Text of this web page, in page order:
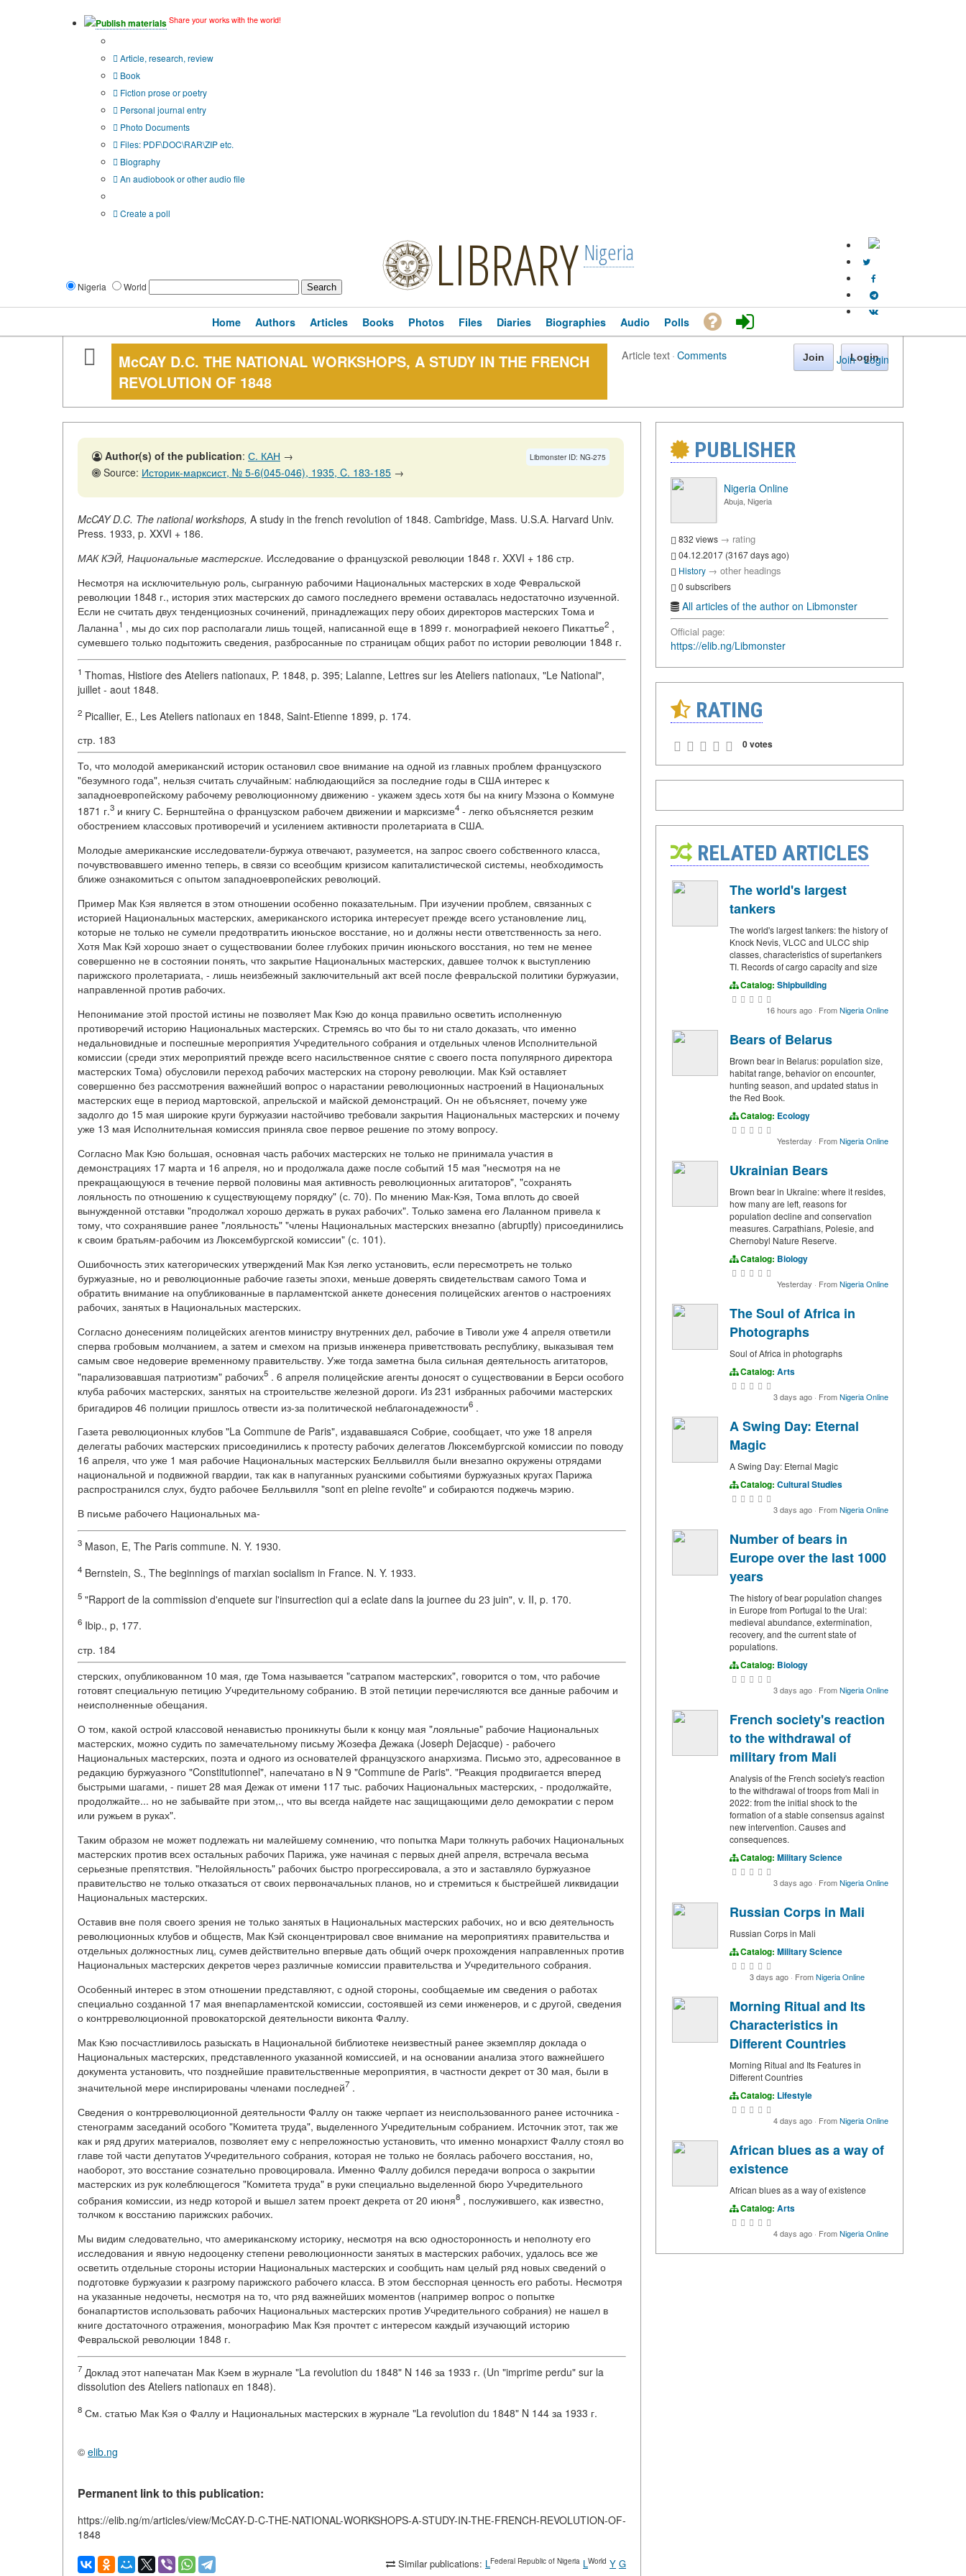
Publish materials Share your works with the world!
Article, research, review
Book
Fiction prose or poetry
Personal journal entry
Photo Documents
Files: PDF\DOC\RAR\ZIP etc.
Biography
An audiobook or other audio file
Create a poll
Nigeria World LIBRARY Nigeria
Join · Login
Home Authors Articles Books Photos Files Diaries Biographies Audio Polls
McCAY D.C. THE NATIONAL WORKSHOPS, A STUDY IN THE FRENCH
REVOLUTION OF 1848
Article text·Comments Join Login
Libmonster ID: NG-275
Author(s) of the publication: С. КАН →
Source: Историк-марксист, № 5-6(045-046), 1935, C. 183-185 →
McCAY D.C. The national workshops, A study in the french revolution of 1848. Cambridge, Mass. U.S.A. Harvard Univ.
Press. 1933, p. XXVI + 186.
МАК КЭЙ, Национальные мастерские. Исследование о французской революции 1848 г. XXVI + 186 стр.
Несмотря на исключительную роль, сыгранную рабочими Национальных мастерских в ходе Февральской
революции 1848 г., история этих мастерских до самого последнего времени оставалась недостаточно изученной.
Если не считать двух тенденциозных сочинений, принадлежащих перу обоих директоров мастерских Тома и
Лаланна1 , мы до сих пор располагали лишь тощей, написанной еще в 1899 г. монографией некоего Пикаттье2 ,
сумевшего только подытожить сведения, разбросанные по страницам общих работ по истории революции 1848 г.
1 Thomas, Histiore des Ateliers nationaux, P. 1848, p. 395; Lalanne, Lettres sur les Ateliers nationaux, "Le National",
juillet - aout 1848.
2 Picallier, E., Les Ateliers nationaux en 1848, Saint-Etienne 1899, p. 174.
стр. 183
То, что молодой американский историк остановил свое внимание на одной из главных проблем французского
"безумного года", нельзя считать случайным: наблюдающийся за последние годы в США интерес к
западноевропейскому рабочему революционному движению - укажем здесь хотя бы на книгу Мэзона о Коммуне
1871 г.3 и книгу С. Бернштейна о французском рабочем движении и марксизме4 - легко объясняется резким
обострением классовых противоречий и усилением активности пролетариата в США.
Молодые американские исследователи-буржуа отвечают, разумеется, на запрос своего собственного класса,
почувствовавшего именно теперь, в связи со всеобщим кризисом капиталистической системы, необходимость
ближе ознакомиться с опытом западноевропейских революций.
Пример Мак Кэя является в этом отношении особенно показательным. При изучении проблем, связанных с
историей Национальных мастерских, американского историка интересует прежде всего установление лиц,
которые не только не сумели предотвратить июньское восстание, но и должны нести ответственность за него.
Хотя Мак Кэй хорошо знает о существовании более глубоких причин июньского восстания, но тем не менее
совершенно не в состоянии понять, что закрытие Национальных мастерских, давшее толчок к выступлению
парижского пролетариата, - лишь неизбежный заключительный акт всей после февральской политики буржуазии,
направленной против рабочих.
Непонимание этой простой истины не позволяет Мак Кэю до конца правильно осветить исполненную
противоречий историю Национальных мастерских. Стремясь во что бы то ни стало доказать, что именно
недальновидные и поспешные мероприятия Учредительного собрания и отдельных членов Исполнительной
комиссии (среди этих мероприятий прежде всего насильственное снятие с своего поста популярного директора
мастерских Тома) обусловили переход рабочих мастерских на сторону революции. Мак Кэй оставляет
совершенно без рассмотрения важнейший вопрос о нарастании революционных настроений в Национальных
мастерских еще в период мартовской, апрельской и майской демонстраций. Он не объясняет, почему уже
задолго до 15 мая широкие круги буржуазии настойчиво требовали закрытия Национальных мастерских и почему
уже 13 мая Исполнительная комиссия приняла свое первое решение по этому вопросу.
Согласно Мак Кэю большая, основная часть рабочих мастерских не только не принимала участия в
демонстрациях 17 марта и 16 апреля, но и продолжала даже после событий 15 мая "несмотря на не
прекращающуюся в течение первой половины мая активность революционных агитаторов", "сохранять
лояльность по отношению к существующему порядку" (с. 70). По мнению Мак-Кэя, Тома вплоть до своей
вынужденной отставки "продолжал хорошо держать в руках рабочих". Только замена его Лаланном привела к
тому, что сохранявшие ранее "лояльность" "члены Национальных мастерских внезапно (abruptly) присоединились
к своим братьям-рабочим из Люксембургской комиссии" (с. 101).
Ошибочность этих категорических утверждений Мак Кэя легко установить, если пересмотреть не только
буржуазные, но и революционные рабочие газеты эпохи, меньше доверять свидетельствам самого Тома и
обратить внимание на опубликованные в парламентской анкете донесения полицейских агентов о настроениях
рабочих, занятых в Национальных мастерских.
Согласно донесениям полицейских агентов министру внутренних дел, рабочие в Тиволи уже 4 апреля ответили
сперва гробовым молчанием, а затем и смехом на призыв инженера приветствовать республику, выказывая тем
самым свое недоверие временному правительству. Уже тогда заметна была сильная деятельность агитаторов,
"парализовавшая патриотизм" рабочих5 . 6 апреля полицейские агенты доносят о существовании в Берси особого
клуба рабочих мастерских, занятых на строительстве железной дороги. Из 231 избранных рабочими мастерских
бригадиров 46 полиции пришлось отвести из-за политической неблагонадежности6 .
Газета революционных клубов "La Commune de Paris", издававшаяся Собрие, сообщает, что уже 18 апреля
делегаты рабочих мастерских присоединились к протесту рабочих делегатов Люксембургской комиссии по поводу
16 апреля, что уже 1 мая рабочие Национальных мастерских Белльвилля были внезапно окружены отрядами
национальной и подвижной гвардии, так как в напуганных руанскими событиями буржуазных кругах Парижа
распространился слух, будто рабочее Белльвилля "sont en pleine revolte" и собираются поджечь мэрию.
В письме рабочего Национальных ма-
3 Mason, E, The Paris commune. N. Y. 1930.
4 Bernstein, S., The beginnings of marxian socialism in France. N. Y. 1933.
5 "Rapport de la commission d'enquete sur l'insurrection qui a eclate dans la journee du 23 juin", v. II, p. 170.
6 Ibip., p, 177.
стр. 184
стерских, опубликованном 10 мая, где Тома называется "сатрапом мастерских", говорится о том, что рабочие
готовят специальную петицию Учредительному собранию. В этой петиции перечисляются все данные рабочим и
неисполненные обещания.
О том, какой острой классовой ненавистью проникнуты были к концу мая "лояльные" рабочие Национальных
мастерских, можно судить по замечательному письму Жозефа Дежака (Joseph Dejacque) - рабочего
Национальных мастерских, поэта и одного из основателей французского анархизма. Письмо это, адресованное в
редакцию буржуазного "Constitutionnel", напечатано в N 9 "Commune de Paris". "Реакция продвигается вперед
быстрыми шагами, - пишет 28 мая Дежак от имени 117 тыс. рабочих Национальных мастерских, - продолжайте,
продолжайте... но не забывайте при этом,., что вы всегда найдете нас защищающими дело демократии с пером
или ружьем в руках".
Таким образом не может подлежать ни малейшему сомнению, что попытка Мари толкнуть рабочих Национальных
мастерских против всех остальных рабочих Парижа, уже начиная с первых дней апреля, встречала весьма
серьезные препятствия. "Нелойяльность" рабочих быстро прогрессировала, а это и заставляло буржуазное
правительство не только отказаться от своих первоначальных планов, но и стремиться к быстрейшей ликвидации
Национальных мастерских.
Оставив вне поля своего зрения не только занятых в Национальных мастерских рабочих, но и всю деятельность
революционных клубов и обществ, Мак Кэй сконцентрировал свое внимание на мероприятиях правительства и
отдельных должностных лиц, сумев действительно впервые дать общий очерк прохождения направленных против
Национальных мастерских декретов через различные комиссии правительства и Учредительного собрания.
Особенный интерес в этом отношении представляют, с одной стороны, сообщаемые им сведения о работах
специально созданной 17 мая внепарламентской комиссии, состоявшей из семи инженеров, и с другой, сведения
о контрреволюционной провокаторской деятельности виконта Фаллу.
Мак Кэю посчастливилось разыскать в Национальной библиотеке неизвестный ранее экземпляр доклада о
Национальных мастерских, представленного указанной комиссией, и на основании анализа этого важнейшего
документа установить, что позднейшие правительственные мероприятия, в частности декрет от 30 мая, были в
значительной мере инспирированы членами последней7 .
Сведения о контрреволюционной деятельности Фаллу он также черпает из неиспользованного ранее источника -
стенограмм заседаний особого "Комитета труда", выделенного Учредительным собранием. Источник этот, так же
как и ряд других материалов, позволяет ему с непреложностью установить, что именно монархист Фаллу стоял во
главе той части депутатов Учредительного собрания, которая не только не боялась рабочего восстания, но,
наоборот, это восстание сознательно провоцировала. Именно Фаллу добился передачи вопроса о закрытии
мастерских из рук колеблющегося "Комитета труда" в руки специально выделенной бюро Учредительного
собрания комиссии, из недр которой и вышел затем проект декрета от 20 июня8 , послужившего, как известно,
толчком к восстанию парижских рабочих.
Мы видим следовательно, что американскому историку, несмотря на всю односторонность и неполноту его
исследования и явную недооценку степени революционности занятых в мастерских рабочих, удалось все же
осветить отдельные стороны истории Национальных мастерских и сообщить нам целый ряд новых сведений о
подготовке буржуазии к разгрому парижского рабочего класса. В этом бесспорная ценность его работы. Несмотря
на указанные недочеты, несмотря на то, что ряд важнейших моментов (например вопрос о попытке
бонапартистов использовать рабочих Национальных мастерских против Учредительного собрания) не нашел в
книге достаточного отражения, монографию Мак Кэя прочтет с интересом каждый изучающий историю
Февральской революции 1848 г.
7 Доклад этот напечатан Мак Кэем в журнале "La revolution du 1848" N 146 за 1933 г. (Un "imprime perdu" sur la
dissolution des Ateliers nationaux en 1848).
8 См. статью Мак Кэя о Фаллу и Национальных мастерских в журнале "La revolution du 1848" N 144 за 1933 г.
© elib.ng
Permanent link to this publication:
https://elib.ng/m/articles/view/McCAY-D-C-THE-NATIONAL-WORKSHOPS-A-STUDY-IN-THE-FRENCH-REVOLUTION-OF-
1848
Similar publications: LFederal Republic of Nigeria LWorld Y G
PUBLISHER
Nigeria Online
Abuja, Nigeria
832 views → rating
04.12.2017 (3167 days ago)
History → other headings
0 subscribers
All articles of the author on Libmonster
Official page:
https://elib.ng/Libmonster
RATING
0 votes
RELATED ARTICLES
The world's largest
tankers
The world's largest tankers: the history of
Knock Nevis, VLCC and ULCC ship
classes, characteristics of supertankers
TI. Records of cargo capacity and size
Catalog: Shipbuilding
16 hours ago · FromNigeria Online
Bears of Belarus
Brown bear in Belarus: population size,
habitat range, behavior on encounter,
hunting season, and updated status in
the Red Book.
Catalog: Ecology
Yesterday · FromNigeria Online
Ukrainian Bears
Brown bear in Ukraine: where it resides,
how many are left, reasons for
population decline and conservation
measures. Carpathians, Polesie, and
Chernobyl Nature Reserve.
Catalog: Biology
Yesterday · FromNigeria Online
The Soul of Africa in
Photographs
Soul of Africa in photographs
Catalog: Arts
3 days ago · FromNigeria Online
A Swing Day: Eternal
Magic
A Swing Day: Eternal Magic
Catalog: Cultural Studies
3 days ago · FromNigeria Online
Number of bears in
Europe over the last 1000
years
The history of bear population changes
in Europe from Portugal to the Ural:
medieval abundance, extermination,
recovery, and the current state of
populations.
Catalog: Biology
3 days ago · FromNigeria Online
French society's reaction
to the withdrawal of
military from Mali
Analysis of the French society's reaction
to the withdrawal of troops from Mali in
2022: from the initial shock to the
formation of a stable consensus against
new intervention. Causes and
consequences.
Catalog: Military Science
3 days ago · FromNigeria Online
Russian Corps in Mali
Russian Corps in Mali
Catalog: Military Science
3 days ago · FromNigeria Online
Morning Ritual and Its
Characteristics in
Different Countries
Morning Ritual and Its Features in
Different Countries
Catalog: Lifestyle
4 days ago · FromNigeria Online
African blues as a way of
existence
African blues as a way of existence
Catalog: Arts
4 days ago · FromNigeria Online